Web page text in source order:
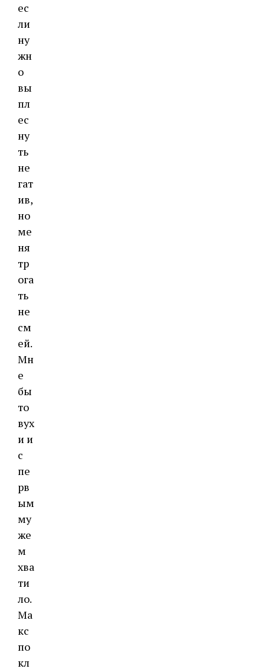
ес
ли
ну
жн
о
вы
пл
ес
ну
ть
не
гат
ив,
но
ме
ня
тр
ога
ть
не
см
ей.
Мн
е
бы
то
вух
и и
с
пе
рв
ым
му
же
м
хва
ти
ло.
Ма
кс
по
кл